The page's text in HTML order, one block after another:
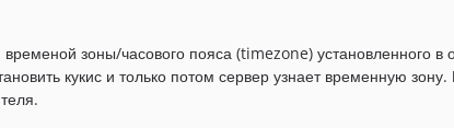
зоны/часового пояса (timezone) установленного
кукис и только потом сервер узнает временную